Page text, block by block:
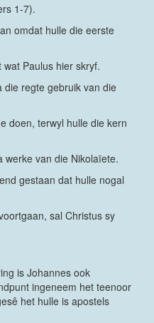
1-7).
omdat hulle die eerste
Paulus hier skryf.
die regte gebruik van die
doen, terwyl hulle die kern
werke van die Nikolaïete.
gestaan dat hulle nogal
sal Christus sy
is Johannes ook
ingeneem het teenoor
het hulle is apostels